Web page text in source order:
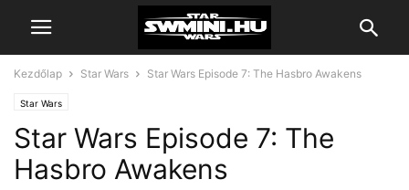
Kezdőlap Star Wars Star Wars Episode 7: The Hasbro Awakens
Star Wars
Star Wars Episode 7: The
Hasbro Awakens